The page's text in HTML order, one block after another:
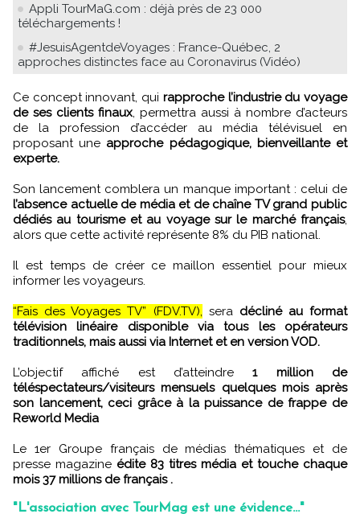
Appli TourMaG.com : déjà près de 23 000
téléchargements !
#JesuisAgentdeVoyages : France-Québec, 2
approches distinctes face au Coronavirus (Vidéo)
Ce concept innovant, qui rapproche l’industrie du voyage
de ses clients finaux , permettra aussi à nombre d’acteurs
de la profession d’accéder au média télévisuel en
proposant une approche pédagogique, bienveillante et
experte.
Son lancement comblera un manque important : celui de
l’absence actuelle de média et de chaîne TV grand public
dédiés au tourisme et au voyage sur le marché français,
alors que cette activité représente 8% du PIB national.
Il est temps de créer ce maillon essentiel pour mieux
informer les voyageurs.
“Fais des Voyages TV” (FDV.TV), sera décliné au format
télévision linéaire disponible via tous les opérateurs
traditionnels, mais aussi via Internet et en version VOD.
L’objectif affiché est d’atteindre 1 million de
téléspectateurs/visiteurs mensuels quelques mois après
son lancement, ceci grâce à la puissance de frappe de
Reworld Media
Le 1er Groupe français de médias thématiques et de
presse magazine édite 83 titres média et touche chaque
mois 37 millions de français .
"L'association avec TourMag est une évidence..."